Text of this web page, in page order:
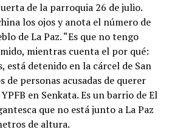
de la parroquia 26 de julio.
los ojos y anota el número de
de La Paz. “Es que no tengo
mientras cuenta el por qué:
está detenido en la cárcel de San
personas acusadas de querer
en Senkata. Es un barrio de El
que no está junto a La Paz
de altura.